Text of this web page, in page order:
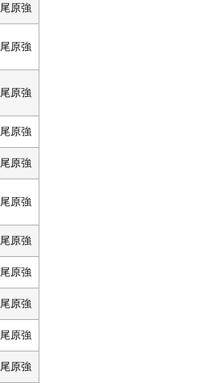
尾原強
尾原強
尾原強
尾原強
尾原強
尾原強
尾原強
尾原強
尾原強
尾原強
尾原強